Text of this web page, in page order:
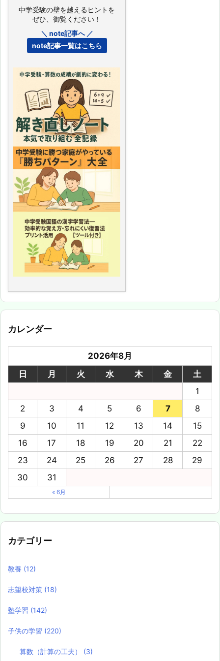
中学受験の壁を越えるヒントを
ぜひ、御覧ください！
＼ note記事へ ／
note記事一覧はこちら
カレンダー
2026年8月
日
月 火 水 木 金
土
1
2
3 4 5 6 7
8
9
10 11 12 13 14
15
16
17 18 19 20 21
22
23
24 25 26 27 28
29
30
31
« 6月
カテゴリー
教養 (12)
志望校対策 (18)
塾学習 (142)
子供の学習 (220)
算数（計算の工夫） (3)